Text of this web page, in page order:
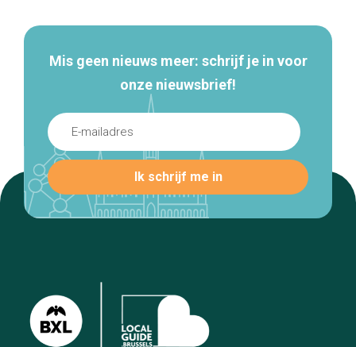
Mis geen nieuws meer: schrijf je in voor
onze nieuwsbrief!